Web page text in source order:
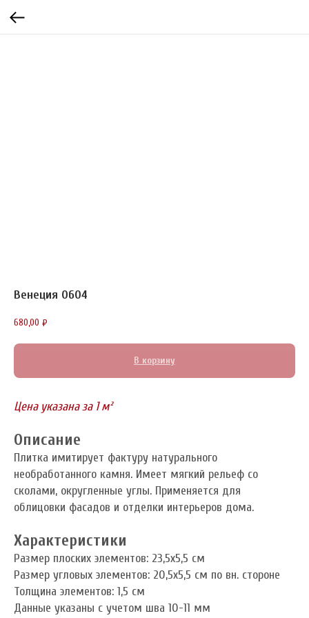
Венеция 0604
680,00 ₽
В корзину
Цена указана за 1 м²
Описание
Плитка имитирует фактуру натурального
необработанного камня. Имеет мягкий рельеф со
сколами, округленные углы. Применяется для
облицовки фасадов и отделки интерьеров дома.
Характеристики
Размер плоских элементов: 23,5x5,5 см
Размер угловых элементов: 20,5x5,5 см по вн. стороне
Толщина элементов: 1,5 см
Данные указаны с учетом шва 10-11 мм